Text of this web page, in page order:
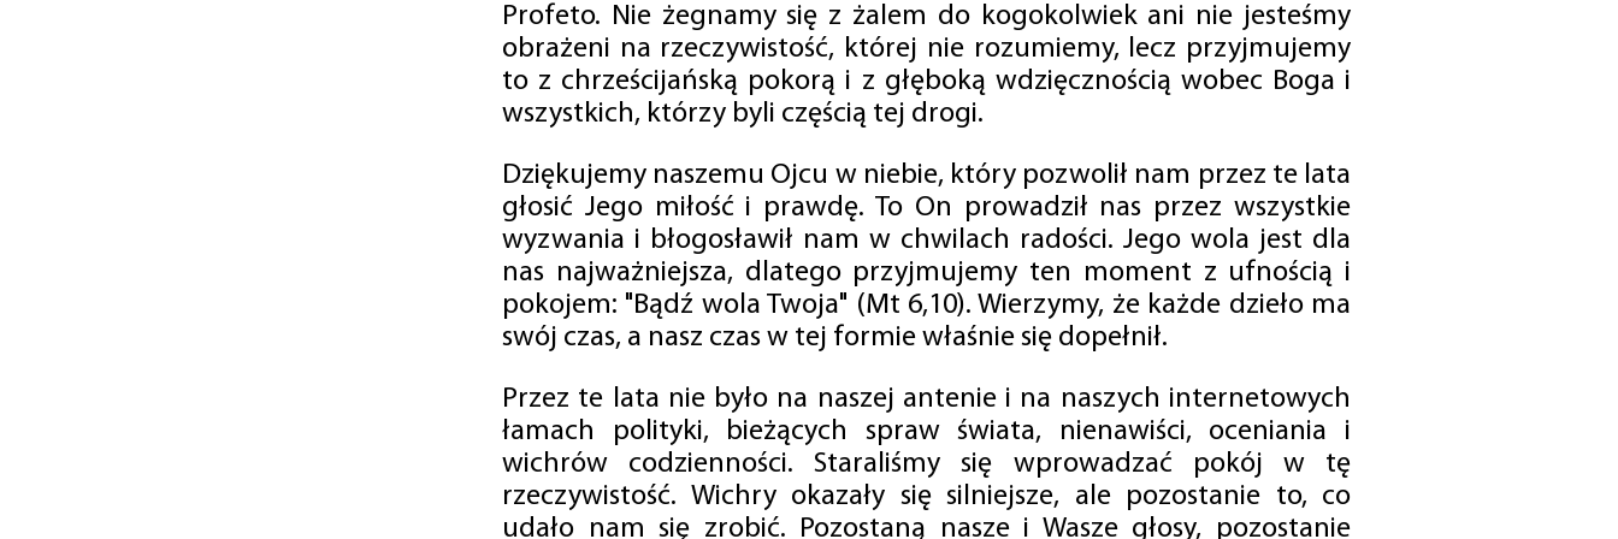
Profeto. Nie żegnamy się z żalem do kogokolwiek ani nie jesteśmy
obrażeni na rzeczywistość, której nie rozumiemy, lecz przyjmujemy
to z chrześcijańską pokorą i z głęboką wdzięcznością wobec Boga i
wszystkich, którzy byli częścią tej drogi.
Dziękujemy naszemu Ojcu w niebie, który pozwolił nam przez te lata
głosić Jego miłość i prawdę. To On prowadził nas przez wszystkie
wyzwania i błogosławił nam w chwilach radości. Jego wola jest dla
nas najważniejsza, dlatego przyjmujemy ten moment z ufnością i
pokojem: "Bądź wola Twoja" (Mt 6,10). Wierzymy, że każde dzieło ma
swój czas, a nasz czas w tej formie właśnie się dopełnił.
Przez te lata nie było na naszej antenie i na naszych internetowych
łamach polityki, bieżących spraw świata, nienawiści, oceniania i
wichrów codzienności. Staraliśmy się wprowadzać pokój w tę
rzeczywistość. Wichry okazały się silniejsze, ale pozostanie to, co
udało nam się zrobić. Pozostaną nasze i Wasze głosy, pozostanie